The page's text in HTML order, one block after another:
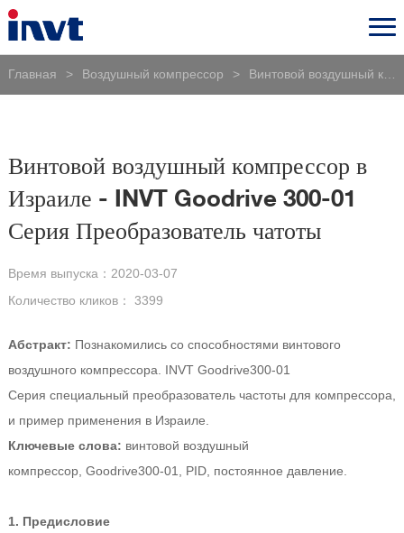
Главная > Воздушный компрессор > Винтовой воздушный компрессор в Израиле - INVT Goodrive 300-01 Серия Преобразователь чатоты
Винтовой воздушный компрессор в
Израиле - INVT Goodrive 300-01
Серия Преобразователь чатоты
Время выпуска： 2020-03-07
Количество кликов： 3399
Абстракт: Познакомились со способностями винтового
воздушного компрессора. INVT Goodrive300-01
Серия специальный преобразователь частоты для компрессора,
и пример применения в Израиле.
Ключевые слова: винтовой воздушный
компрессор, Goodrive300-01, PID, постоянное давление.
1. Предисловие